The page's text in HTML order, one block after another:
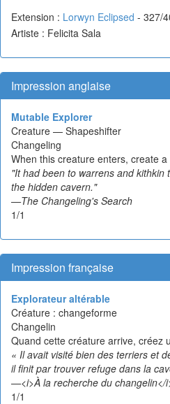
Extension : Lorwyn Eclipsed - 327/
Artiste : Felicita Sala
Impression anglaise
Mutable Explorer
Creature — Shapeshifter
Changeling
When this creature enters, create
"It had been to warrens and
the hidden cavern."
—The Changeling's Search
1/1
Impression française
Explorateur altérable
Créature : changeforme
Changelin
Quand cette créature arrive, créez
« Il avait visité bien des terriers et
il finit par trouver refuge dans la
—<i>À la recherche du changelin</
1/1